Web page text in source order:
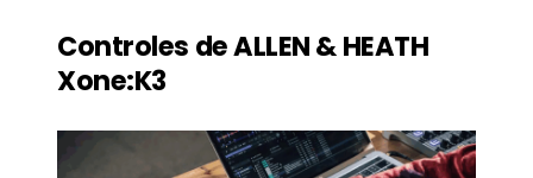
Controles de ALLEN & HEATH
Xone:K3